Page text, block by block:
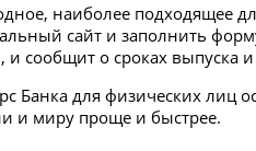
наиболее подходящее
сайт и заполнить
и сообщит о сроках выпуска
Банка для физических
и миру проще и быстрее.